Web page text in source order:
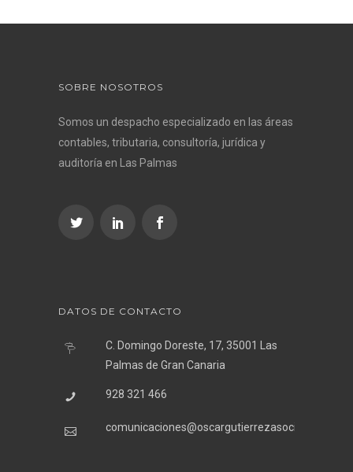
SOBRE NOSOTROS
Somos un despacho especializado en las áreas
contables, tributaria, consultoría, jurídica y
auditoría en Las Palmas
DATOS DE CONTACTO
C. Domingo Doreste, 17, 35001 Las
Palmas de Gran Canaria
928 321 466
comunicaciones@oscargutierrezasociados.com